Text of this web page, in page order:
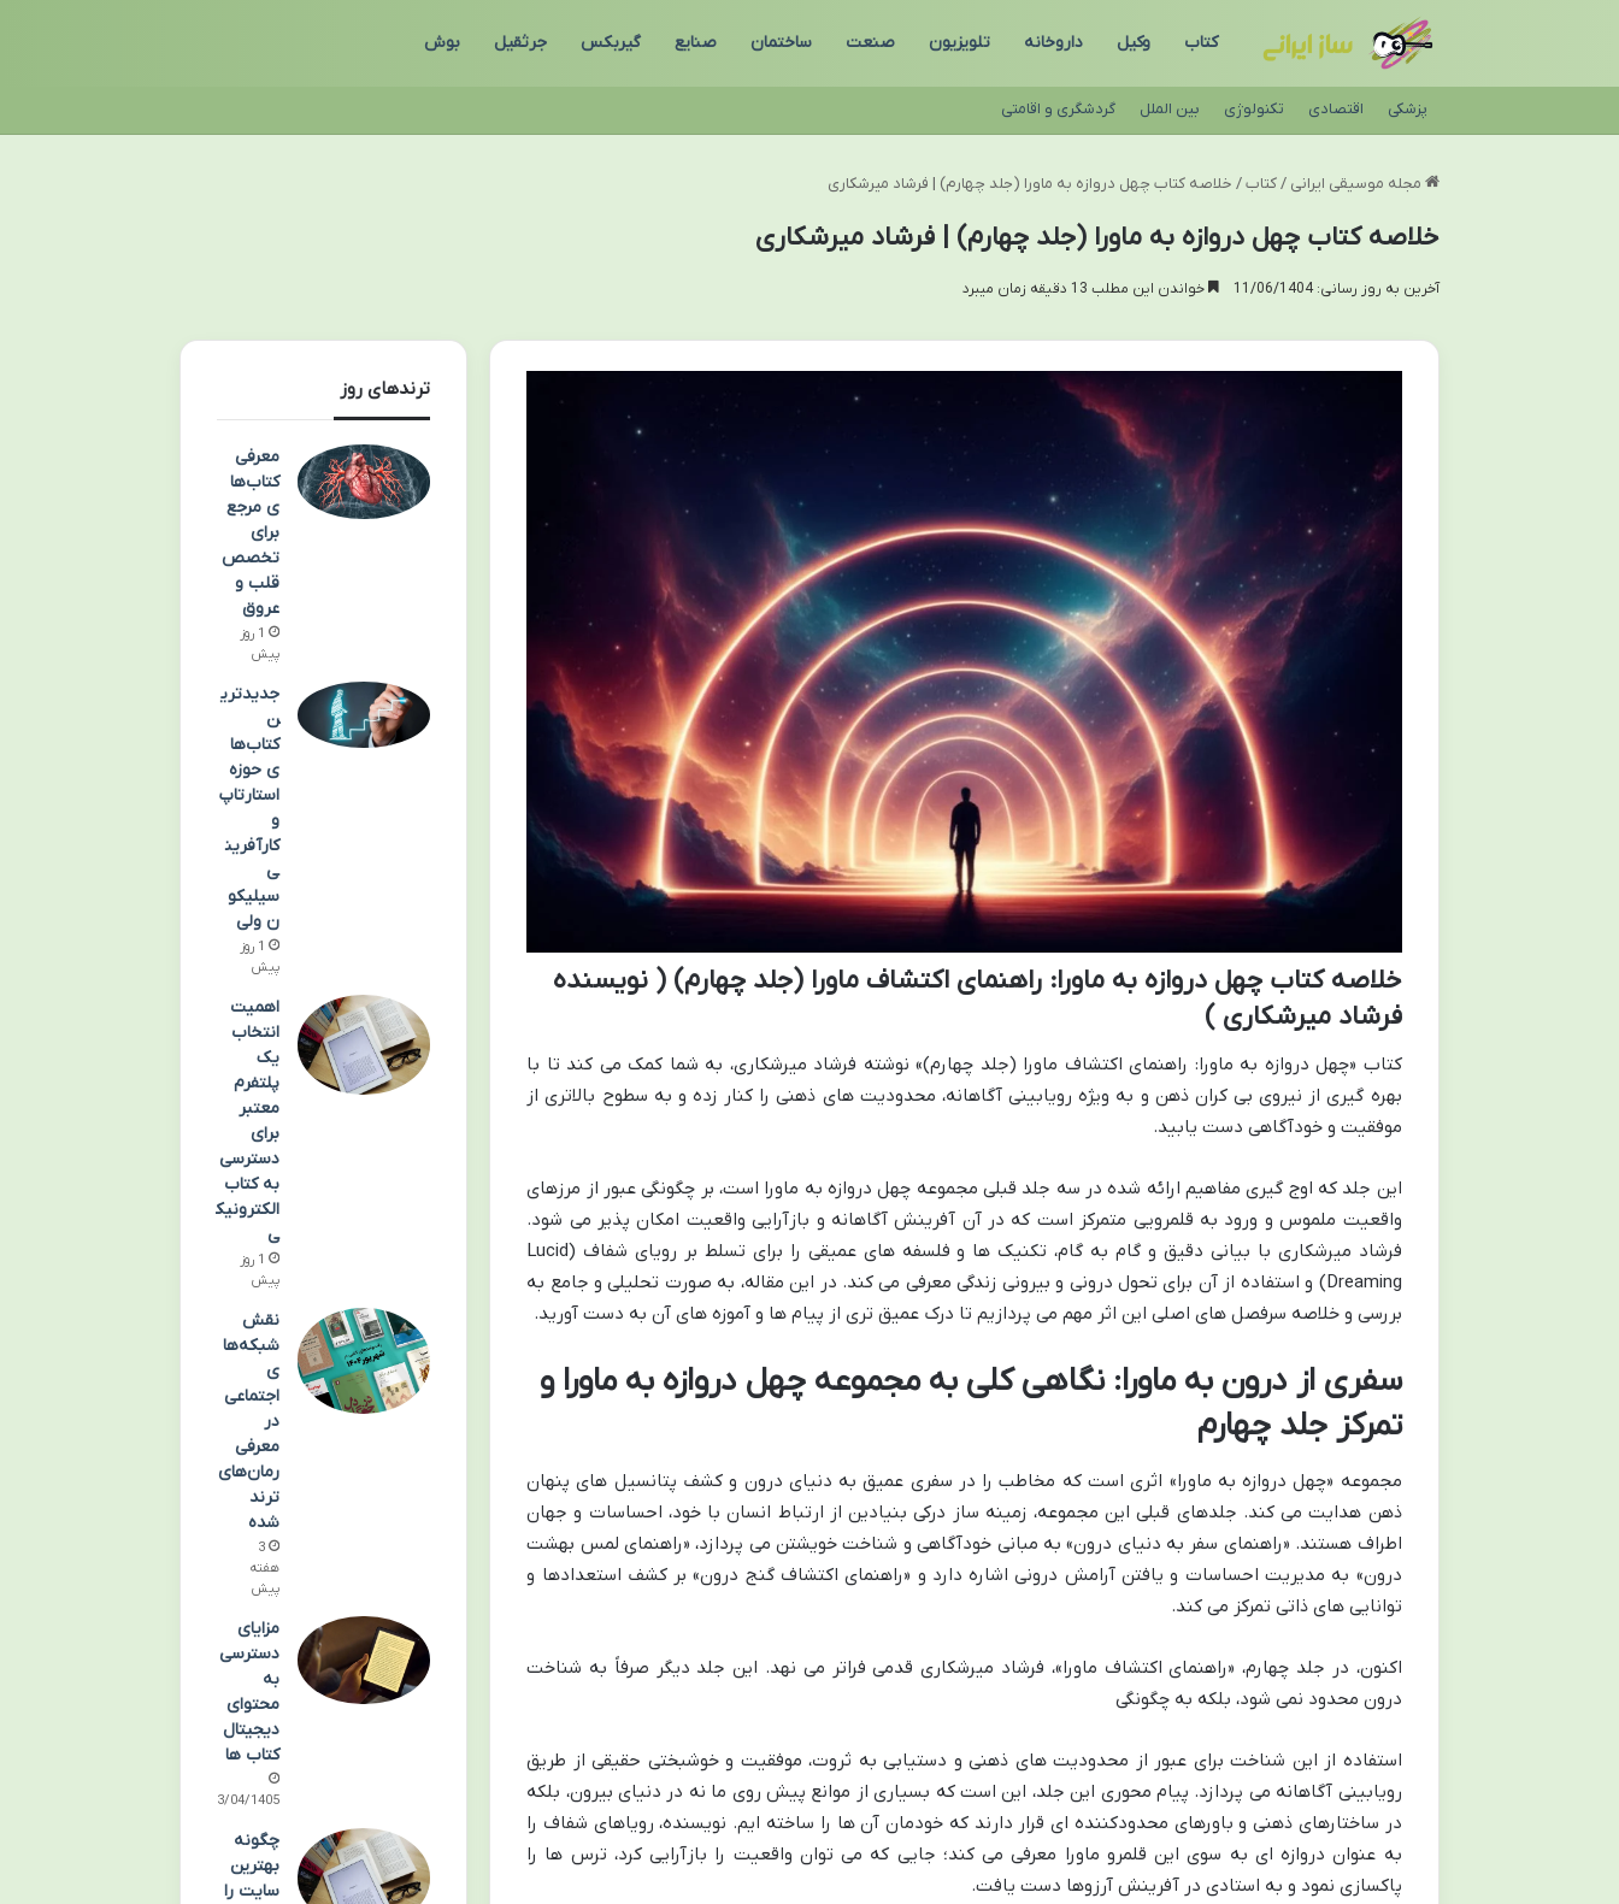
کتاب وکیل داروخانه تلویزیون صنعت ساختمان صنایع گیربکس جرثقیل بوش
پزشکی اقتصادی تکنولوژی بین الملل گردشگری و اقامتی
مجله موسیقی ایرانی / کتاب / خلاصه کتاب چهل دروازه به ماورا (جلد چهارم) | فرشاد میرشکاری
خلاصه کتاب چهل دروازه به ماورا (جلد چهارم) | فرشاد میرشکاری
آخرین به روز رسانی: 11/06/1404 خواندن این مطلب 13 دقیقه زمان میبرد
خلاصه کتاب چهل دروازه به ماورا: راهنمای اکتشاف ماورا (جلد چهارم) ( نویسنده
فرشاد میرشکاری )
کتاب «چهل دروازه به ماورا: راهنمای اکتشاف ماورا (جلد چهارم)» نوشته فرشاد میرشکاری، به شما کمک می کند تا با
بهره گیری از نیروی بی کران ذهن و به ویژه رویابینی آگاهانه، محدودیت های ذهنی را کنار زده و به سطوح بالاتری از
موفقیت و خودآگاهی دست یابید.
این جلد که اوج گیری مفاهیم ارائه شده در سه جلد قبلی مجموعه چهل دروازه به ماورا است، بر چگونگی عبور از مرزهای
واقعیت ملموس و ورود به قلمرویی متمرکز است که در آن آفرینش آگاهانه و بازآرایی واقعیت امکان پذیر می شود.
فرشاد میرشکاری با بیانی دقیق و گام به گام، تکنیک ها و فلسفه های عمیقی را برای تسلط بر رویای شفاف (Lucid
Dreaming) و استفاده از آن برای تحول درونی و بیرونی زندگی معرفی می کند. در این مقاله، به صورت تحلیلی و جامع به
بررسی و خلاصه سرفصل های اصلی این اثر مهم می پردازیم تا درک عمیق تری از پیام ها و آموزه های آن به دست آورید.
سفری از درون به ماورا: نگاهی کلی به مجموعه چهل دروازه به ماورا و
تمرکز جلد چهارم
مجموعه «چهل دروازه به ماورا» اثری است که مخاطب را در سفری عمیق به دنیای درون و کشف پتانسیل های پنهان
ذهن هدایت می کند. جلدهای قبلی این مجموعه، زمینه ساز درکی بنیادین از ارتباط انسان با خود، احساسات و جهان
اطراف هستند. «راهنمای سفر به دنیای درون» به مبانی خودآگاهی و شناخت خویشتن می پردازد، «راهنمای لمس بهشت
درون» به مدیریت احساسات و یافتن آرامش درونی اشاره دارد و «راهنمای اکتشاف گنج درون» بر کشف استعدادها و
توانایی های ذاتی تمرکز می کند.
اکنون، در جلد چهارم، «راهنمای اکتشاف ماورا»، فرشاد میرشکاری قدمی فراتر می نهد. این جلد دیگر صرفاً به شناخت
درون محدود نمی شود، بلکه به چگونگی
استفاده از این شناخت برای عبور از محدودیت های ذهنی و دستیابی به ثروت، موفقیت و خوشبختی حقیقی از طریق
رویابینی آگاهانه می پردازد. پیام محوری این جلد، این است که بسیاری از موانع پیش روی ما نه در دنیای بیرون، بلکه
در ساختارهای ذهنی و باورهای محدودکننده ای قرار دارند که خودمان آن ها را ساخته ایم. نویسنده، رویاهای شفاف را
به عنوان دروازه ای به سوی این قلمرو ماورا معرفی می کند؛ جایی که می توان واقعیت را بازآرایی کرد، ترس ها را
پاکسازی نمود و به استادی در آفرینش آرزوها دست یافت.
ترندهای روز
معرفی
کتاب‌ها
ی مرجع
برای
تخصص
قلب و
عروق
1 روز
پیش
جدیدتری
ن
کتاب‌ها
ی حوزه
استارتاپ
و
کارآفرین
ی
سیلیکو
ن ولی
1 روز
پیش
اهمیت
انتخاب
یک
پلتفرم
معتبر
برای
دسترسی
به کتاب
الکترونیک
ی
1 روز
پیش
نقش
شبکه‌ها
ی
اجتماعی
در
معرفی
رمان‌های
ترند
شده
3
هفته
پیش
مزایای
دسترسی
به
محتوای
دیجیتال
کتاب ها
13/04/1405
چگونه
بهترین
سایت را